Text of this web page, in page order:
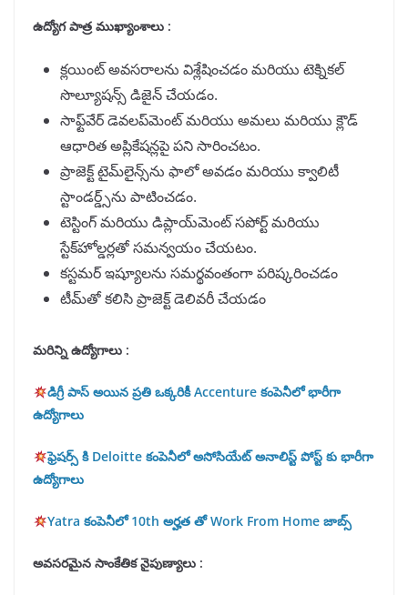
ఉద్యోగ పాత్ర ముఖ్యాంశాలు :
క్లయింట్ అవసరాలను విశ్లేషించడం మరియు టెక్నికల్
సొల్యూషన్స్ డిజైన్ చేయడం.
సాఫ్ట్‌వేర్ డెవలప్‌మెంట్ మరియు అమలు మరియు క్లౌడ్
ఆధారిత అప్లికేషన్లపై పని సారించటం.
ప్రాజెక్ట్ టైమ్‌లైన్స్‌ను ఫాలో అవడం మరియు క్వాలిటీ
స్టాండర్డ్స్‌ను పాటించడం.
టెస్టింగ్ మరియు డిప్లాయ్‌మెంట్ సపోర్ట్ మరియు
స్టేక్‌హోల్డర్లతో సమన్వయం చేయటం.
కస్టమర్ ఇష్యూలను సమర్థవంతంగా పరిష్కరించడం
టీమ్‌తో కలిసి ప్రాజెక్ట్ డెలివరీ చేయడం
మరిన్ని ఉద్యోగాలు :
డిగ్రీ పాస్ అయిన ప్రతి ఒక్కరికీ Accenture కంపెనీలో భారీగా
ఉద్యోగాలు
ఫ్రెషర్స్ కి Deloitte కంపెనీలో అసోసియేట్ అనాలిస్ట్ పోస్ట్ కు భారీగా
ఉద్యోగాలు
Yatra కంపెనీలో 10th అర్హత తో Work From Home జాబ్స్
అవసరమైన సాంకేతిక నైపుణ్యాలు :